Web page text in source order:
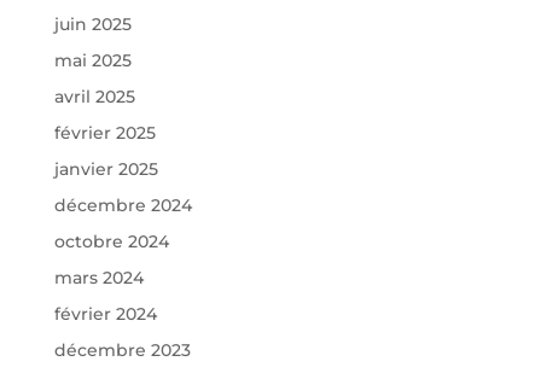
juin 2025
mai 2025
avril 2025
février 2025
janvier 2025
décembre 2024
octobre 2024
mars 2024
février 2024
décembre 2023